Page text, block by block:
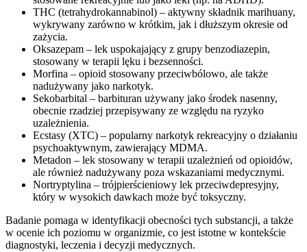
THC (tetrahydrokannabinol) – aktywny składnik marihuany,
wykrywany zarówno w krótkim, jak i dłuższym okresie od
zażycia.
Oksazepam – lek uspokajający z grupy benzodiazepin,
stosowany w terapii lęku i bezsenności.
Morfina – opioid stosowany przeciwbólowo, ale także
nadużywany jako narkotyk.
Sekobarbital – barbituran używany jako środek nasenny,
obecnie rzadziej przepisywany ze względu na ryzyko
uzależnienia.
Ecstasy (XTC) – popularny narkotyk rekreacyjny o działaniu
psychoaktywnym, zawierający MDMA.
Metadon – lek stosowany w terapii uzależnień od opioidów,
ale również nadużywany poza wskazaniami medycznymi.
Nortryptylina – trójpierścieniowy lek przeciwdepresyjny,
który w wysokich dawkach może być toksyczny.
Badanie pomaga w identyfikacji obecności tych substancji, a także
w ocenie ich poziomu w organizmie, co jest istotne w kontekście
diagnostyki, leczenia i decyzji medycznych.